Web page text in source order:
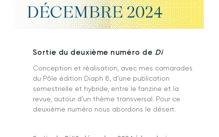
Sortie du deuxième numéro de Di
Conception et réalisation, avec mes camarades
du Pôle édition Diaph 8, d'une publication
semestrielle et hybride, entre le fanzine et la
revue, autour d'un thème transversal. Pour ce
deuxième numéro nous abordons le désert.